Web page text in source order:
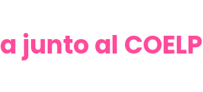
junto al COELP